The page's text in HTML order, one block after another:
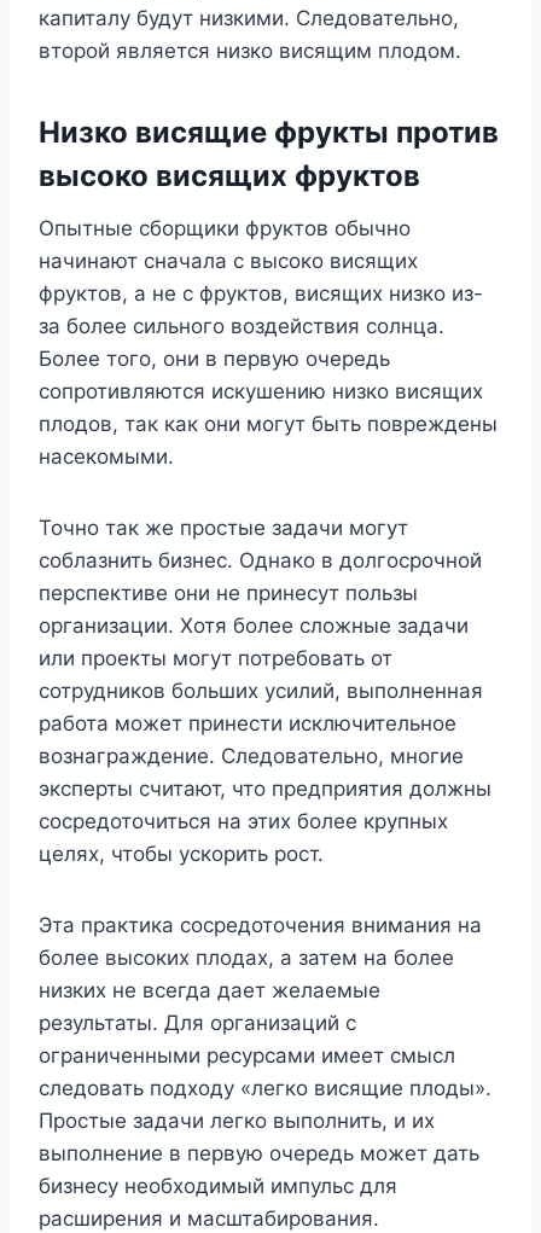
капиталу будут низкими. Следовательно,
второй является низко висящим плодом.
Низко висящие фрукты против
высоко висящих фруктов
Опытные сборщики фруктов обычно
начинают сначала с высоко висящих
фруктов, а не с фруктов, висящих низко из-
за более сильного воздействия солнца.
Более того, они в первую очередь
сопротивляются искушению низко висящих
плодов, так как они могут быть повреждены
насекомыми.
Точно так же простые задачи могут
соблазнить бизнес. Однако в долгосрочной
перспективе они не принесут пользы
организации. Хотя более сложные задачи
или проекты могут потребовать от
сотрудников больших усилий, выполненная
работа может принести исключительное
вознаграждение. Следовательно, многие
эксперты считают, что предприятия должны
сосредоточиться на этих более крупных
целях, чтобы ускорить рост.
Эта практика сосредоточения внимания на
более высоких плодах, а затем на более
низких не всегда дает желаемые
результаты. Для организаций с
ограниченными ресурсами имеет смысл
следовать подходу «легко висящие плоды».
Простые задачи легко выполнить, и их
выполнение в первую очередь может дать
бизнесу необходимый импульс для
расширения и масштабирования.